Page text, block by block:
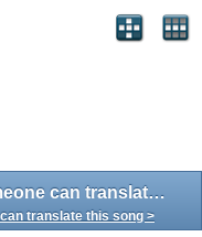
Kader Diyemezsin - please someone can translate this song >
translate this song >